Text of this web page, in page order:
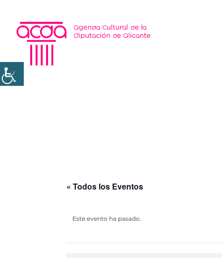
« Todos los Eventos
Este evento ha pasado.